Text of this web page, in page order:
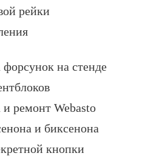
рейки
форсунок на стенде
и ремонт Webasto
и биксенона
кнопки